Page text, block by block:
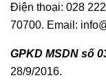
Điện thoại: 028
70700. Email:
GPKD MSDN số
28/9/2016.